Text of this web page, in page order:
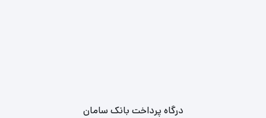
درگاه پرداخت بانک سامان